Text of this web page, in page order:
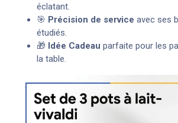
éclatant.
🎯 Précision de service avec ses
étudiés.
🎁 Idée Cadeau parfaite pour les
la table.